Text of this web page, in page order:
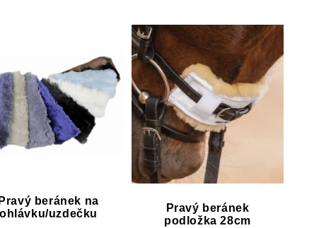
Pravý beránek na
ohlávku/uzdečku
Pravý beránek
podložka 28cm